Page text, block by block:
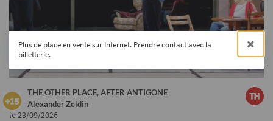
THE OTHER PLACE, AFTER ANTIGONE
Alexander Zeldin
le 23/09/2026
Plus de place en vente sur Internet. Prendre contact avec la
billetterie.